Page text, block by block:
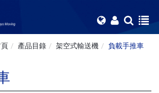
產品目錄 架空式輸送機 負載手推車